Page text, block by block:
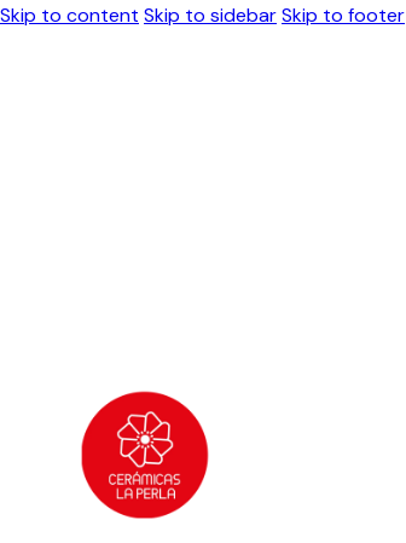
Skip to content Skip to sidebarSkip to footer